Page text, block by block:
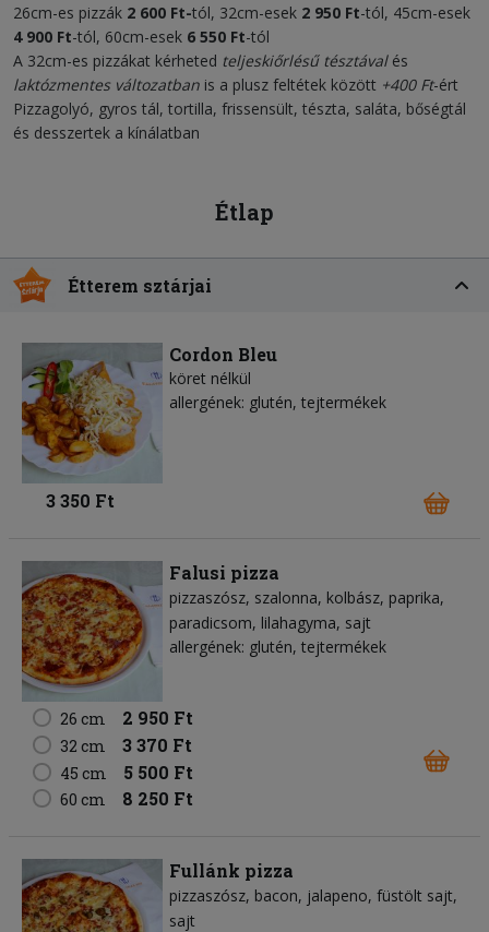
26cm-es pizzák 2 600 Ft-tól, 32cm-esek 2 950 Ft-tól, 45cm-esek
4 900 Ft-tól, 60cm-esek 6 550 Ft-tól
A 32cm-es pizzákat kérheted teljeskiőrlésű tésztávalés
laktózmentes változatban is a plusz feltétek között +400 Ft-ért
Pizzagolyó, gyros tál, tortilla, frissensült, tészta, saláta, bőségtál
és desszertek a kínálatban
Étlap
Étterem sztárjai
Cordon Bleu
köret nélkül
allergének: glutén, tejtermékek
3 350 Ft
Falusi pizza
pizzaszósz szalonna kolbász paprika
paradicsom lilahagyma sajt
allergének: glutén, tejtermékek
26 cm 2 950 Ft
32 cm 3 370 Ft
45 cm 5 500 Ft
60 cm 8 250 Ft
Fullánk pizza
pizzaszósz bacon jalapeno füstölt sajt
sajt